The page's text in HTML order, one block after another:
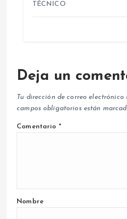
TÉCNICO
Deja un
Tu dirección de correo electrónico
campos obligatorios están
Comentario *
Nombre